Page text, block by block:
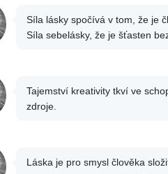
Síla lásky spočívá v tom, že je
Síla sebelásky, že je šťasten
Tajemství kreativity tkví ve
zdroje.
Láska je pro smysl člověka